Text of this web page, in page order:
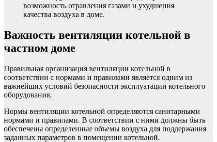
возможность отравления газами и ухудшения
качества воздуха в доме.
Важность вентиляции котельной в
частном доме
Правильная организация вентиляции котельной в
соответствии с нормами и правилами является одним из
важнейших условий безопасности эксплуатации котельного
оборудования.
Нормы вентиляции котельной определяются санитарными
нормами и правилами. В соответствии с ними должны быть
обеспечены определенные объемы воздуха для поддержания
заданных параметров в помещении котельной.